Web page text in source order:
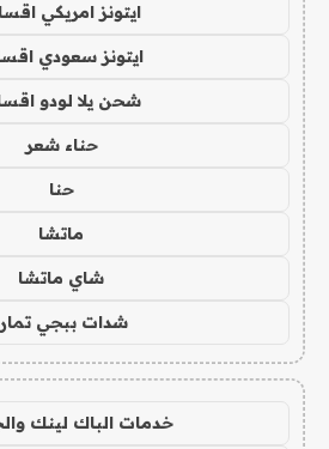
ايتونز امريكي
ايتونز سعودي
شحن يلا لودو
حناء شعر
حنا
ماتشا
شاي ماتشا
شدات ببجي
خدمات الباك لينك